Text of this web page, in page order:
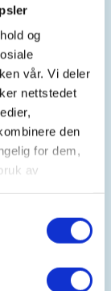
og
vår. Vi deler
nettstedet
den
for dem,
av